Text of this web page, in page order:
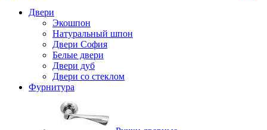
Двери
Экошпон
Натуральный шпон
Двери София
Белые двери
Двери дуб
Двери со стеклом
Фурнитура